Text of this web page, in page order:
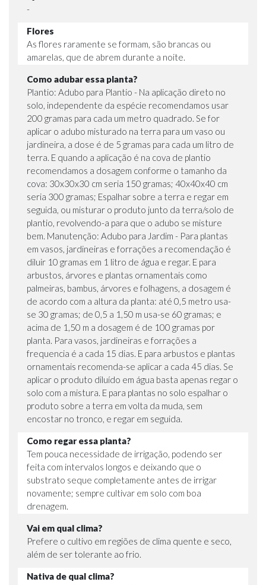
-
Flores
As flores raramente se formam, são brancas ou
amarelas, que de abrem durante a noite.
Como adubar essa planta?
Plantio: Adubo para Plantio - Na aplicação direto no
solo, independente da espécie recomendamos usar
200 gramas para cada um metro quadrado. Se for
aplicar o adubo misturado na terra para um vaso ou
jardineira, a dose é de 5 gramas para cada um litro de
terra. E quando a aplicação é na cova de plantio
recomendamos a dosagem conforme o tamanho da
cova: 30x30x30 cm seria 150 gramas; 40x40x40 cm
seria 300 gramas; Espalhar sobre a terra e regar em
seguida, ou misturar o produto junto da terra/solo de
plantio, revolvendo-a para que o adubo se misture
bem. Manutenção: Adubo para Jardim - Para plantas
em vasos, jardineiras e forrações a recomendação é
diluir 10 gramas em 1 litro de água e regar. E para
arbustos, árvores e plantas ornamentais como
palmeiras, bambus, árvores e folhagens, a dosagem é
de acordo com a altura da planta: até 0,5 metro usa-
se 30 gramas; de 0,5 a 1,50 m usa-se 60 gramas; e
acima de 1,50 m a dosagem é de 100 gramas por
planta. Para vasos, jardineiras e forrações a
frequencia é a cada 15 dias. E para arbustos e plantas
ornamentais recomenda-se aplicar a cada 45 dias. Se
aplicar o produto diluído em água basta apenas regar o
solo com a mistura. E para plantas no solo espalhar o
produto sobre a terra em volta da muda, sem
encostar no tronco, e regar em seguida.
Como regar essa planta?
Tem pouca necessidade de irrigação, podendo ser
feita com intervalos longos e deixando que o
substrato seque completamente antes de irrigar
novamente; sempre cultivar em solo com boa
drenagem.
Vai em qual clima?
Prefere o cultivo em regiões de clima quente e seco,
além de ser tolerante ao frio.
Nativa de qual clima?